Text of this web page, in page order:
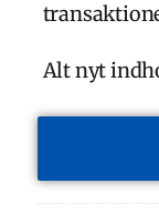
Alt nyt